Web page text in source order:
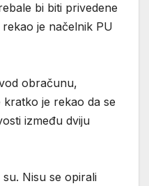
bi biti privedene
je načelnik PU
obračunu,
je rekao da se
između dviju
Nisu se opirali